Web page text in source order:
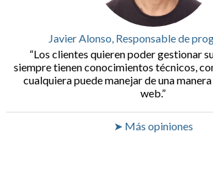
Javier Alonso, Responsable de
Los clientes quieren poder gestionar
siempre tienen conocimientos técnicos,
cualquiera puede manejar de una
web.
➤ Más opiniones